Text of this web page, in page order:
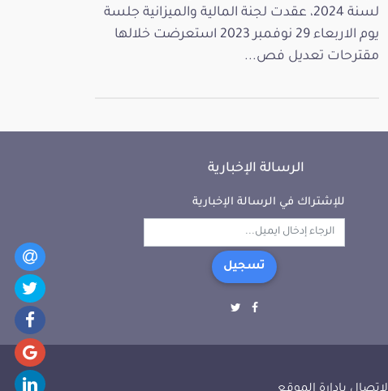
لسنة 2024، عقدت لجنة المالية والميزانية جلسة
يوم الاربعاء 29 نوفمبر 2023 استعرضت خلالها
مقترحات تعديل فص...
الرسالة الإخبارية
للإشتراك في الرسالة الإخبارية
تسجيل